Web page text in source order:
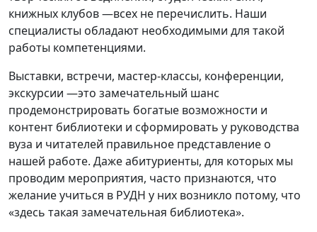
книжных клубов —всех не перечислить. Наши
специалисты обладают необходимыми для такой
работы компетенциями.
Выставки, встречи, мастер-классы, конференции,
экскурсии —это замечательный шанс
продемонстрировать богатые возможности и
контент библиотеки и сформировать у руководства
вуза и читателей правильное представление о
нашей работе. Даже абитуриенты, для которых мы
проводим мероприятия, часто признаются, что
желание учиться в РУДН у них возникло потому, что
«здесь такая замечательная библиотека».